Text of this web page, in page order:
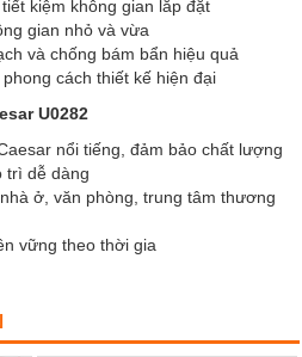
kiệm không gian lắp đặt
gian nhỏ và vừa
và chống bám bẩn hiệu quả
cách thiết kế hiện đại
U0282
nổi tiếng, đảm bảo chất lượng
trì dễ dàng
ở, văn phòng, trung tâm thương
vững theo thời gia